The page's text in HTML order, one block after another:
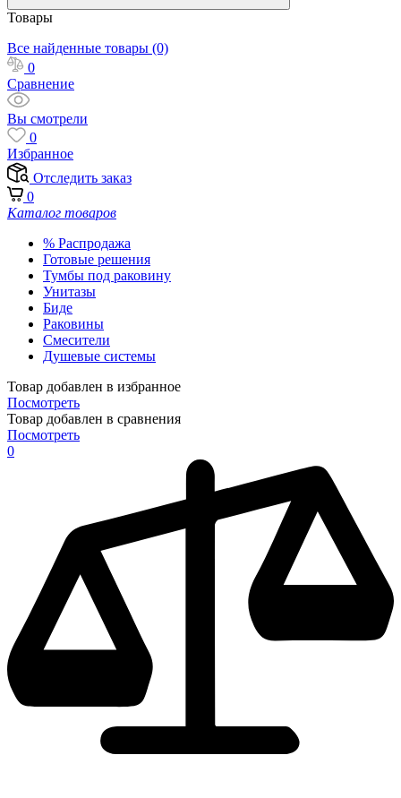
Товары
Все найденные товары (0)
0
Сравнение
Вы смотрели
0
Избранное
Отследить заказ
0
Каталог товаров
% Распродажа
Готовые решения
Тумбы под раковину
Унитазы
Биде
Раковины
Смесители
Душевые системы
Товар добавлен в избранное
Посмотреть
Товар добавлен в сравнения
Посмотреть
0